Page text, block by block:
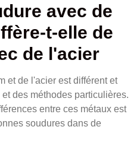
avec de
t-elle de
de l'acier
et de l'acier est différent et
des méthodes particulières.
entre ces métaux est
soudures dans de